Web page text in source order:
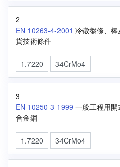
2
EN 10263-4-2001 冷镦盤條、
貨技術條件
1.7220 34CrMo4
3
EN 10250-3-1999 一般工程用
合金鋼
1.7220 34CrMo4